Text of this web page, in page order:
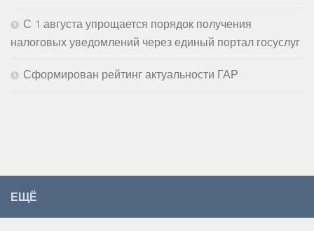
С 1 августа упрощается порядок получения
налоговых уведомлений через единый портал госуслуг
Сформирован рейтинг актуальности ГАР
ЕЩЁ